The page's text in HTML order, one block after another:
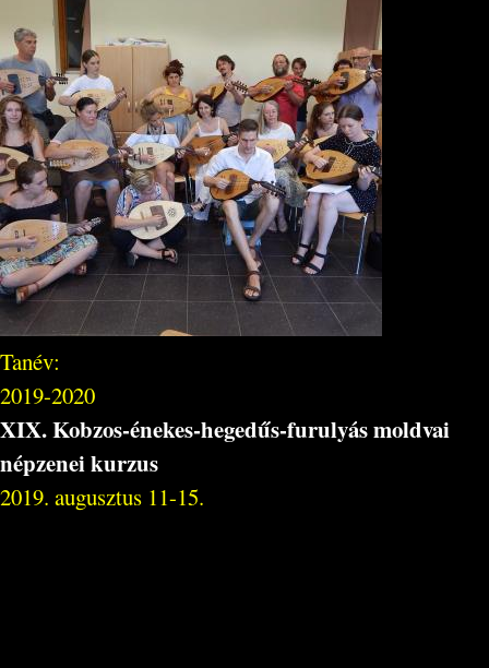
Tanév:
2019-2020
XIX. Kobzos-énekes-hegedűs-furulyás moldvai
népzenei kurzus
2019. augusztus 11-15.